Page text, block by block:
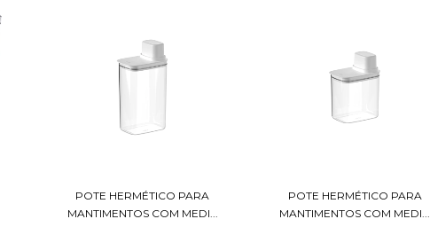
POTE HERMÉTICO PARA
MANTIMENTOS COM MEDI...
POTE HERMÉTICO PARA
MANTIMENTOS COM MEDI...